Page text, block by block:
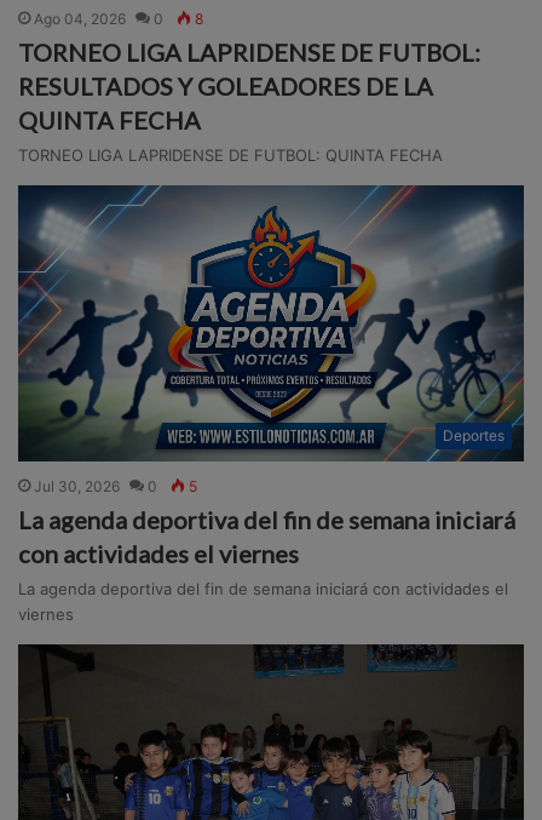
Ago 04, 2026 0 8
TORNEO LIGA LAPRIDENSE DE FUTBOL:
RESULTADOS Y GOLEADORES DE LA
QUINTA FECHA
TORNEO LIGA LAPRIDENSE DE FUTBOL: QUINTA FECHA
Deportes
Jul 30, 2026 0 5
La agenda deportiva del fin de semana iniciará
con actividades el viernes
La agenda deportiva del fin de semana iniciará con actividades el
viernes